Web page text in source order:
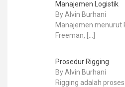
Manajemen Logistik
By Alvin Burhani
Manajemen menurut
Freeman,
Prosedur Rigging
By Alvin Burhani
Rigging adalah